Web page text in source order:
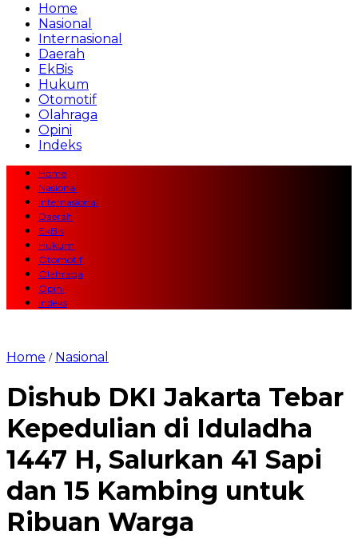
Home
Nasional
Internasional
Daerah
EkBis
Hukum
Otomotif
Olahraga
Opini
Indeks
Home
Nasional
Internasional
Daerah
EkBis
Hukum
Otomotif
Olahraga
Opini
Indeks
Home / Nasional
Dishub DKI Jakarta Tebar
Kepedulian di Iduladha
1447 H, Salurkan 41 Sapi
dan 15 Kambing untuk
Ribuan Warga